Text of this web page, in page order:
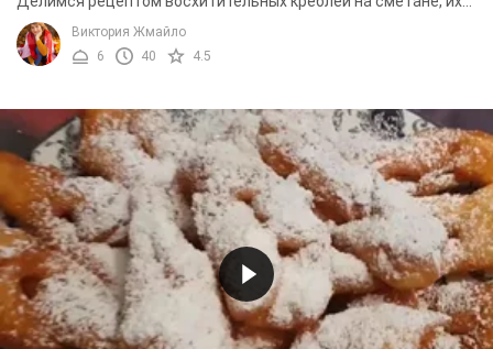
воздушная текстура и мягкий вкус ...
Виктория Жмайло
6
40 4.5